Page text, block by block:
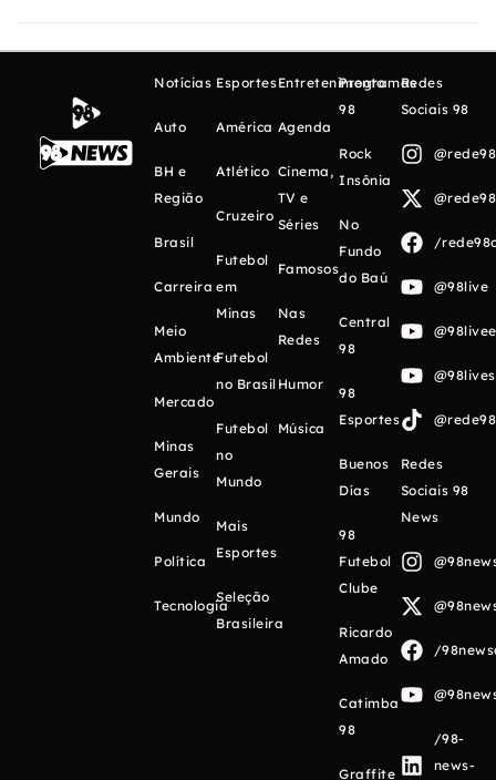
Notícias
Auto
BH e
Região
Brasil
Carreira
Meio
Ambiente
Mercado
Minas
Gerais
Mundo
Política
Tecnologia
Esportes
América
Atlético
Cruzeiro
Futebol
em
Minas
Futebol
no Brasil
Futebol
no
Mundo
Mais
Esportes
Seleção
Brasileira
Entretenimento
Agenda
Cinema,
TV e
Séries
Famosos
Nas
Redes
Humor
Música
Programas
98
Rock
Insônia
No
Fundo
do Baú
Central
98
98
Esportes
Buenos
Días
98
Futebol
Clube
Ricardo
Amado
Catimba
98
Graffite
Redes
Sociais 98
/
@98live
Redes
Sociais 98
News
/
/98-
news-